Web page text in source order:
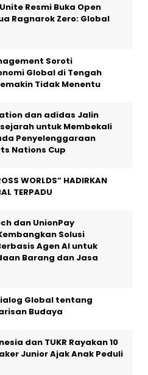
Resmi Buka Open
Ragnarok Zero: Global
Soroti
Global di Tengah
Tidak Menentu
dan adidas Jalin
untuk Membekali
Penyelenggaraan
Nations Cup
WORLDS” HADIRKAN
TERPADU
dan UnionPay
Solusi
Agen AI untuk
Barang dan Jasa
Global tentang
Budaya
dan TUKR Rayakan 10
Junior Ajak Anak Peduli